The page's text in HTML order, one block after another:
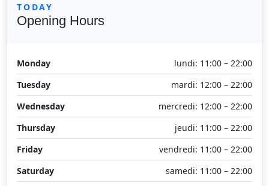
TODAY
Opening Hours
Monday
lundi: 11:00 – 22:00
Tuesday
mardi: 12:00 – 22:00
Wednesday
mercredi: 12:00 – 22:00
Thursday
jeudi: 11:00 – 22:00
Friday
vendredi: 11:00 – 22:00
Saturday
samedi: 11:00 – 22:00